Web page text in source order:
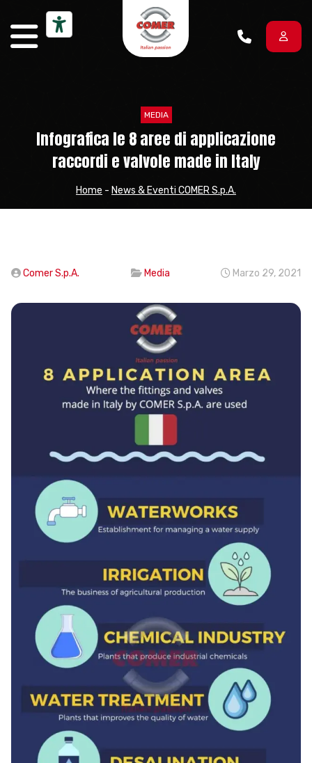
MEDIA
Infografica le 8 aree di applicazione
raccordi e valvole made in Italy
Home - News & Eventi COMER S.p.A.
Comer S.p.A. Media Marzo 29, 2021